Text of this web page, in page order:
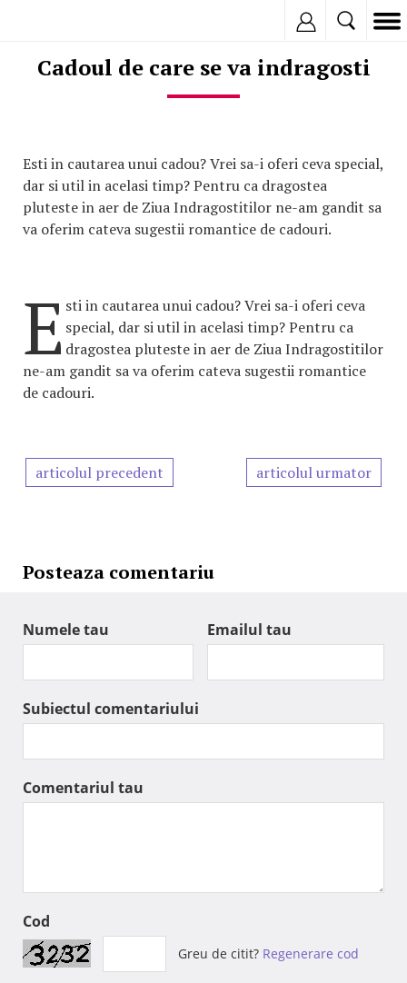
Cadoul de care se va indragosti
Esti in cautarea unui cadou? Vrei sa-i oferi ceva special,
dar si util in acelasi timp? Pentru ca dragostea
pluteste in aer de Ziua Indragostitilor ne-am gandit sa
va oferim cateva sugestii romantice de cadouri.
E sti in cautarea unui cadou? Vrei sa-i oferi ceva
special, dar si util in acelasi timp? Pentru ca
dragostea pluteste in aer de Ziua Indragostitilor
ne-am gandit sa va oferim cateva sugestii romantice
de cadouri.
articolul precedent articolul urmator
Posteaza comentariu
Numele tau Emailul tau
Subiectul comentariului
Comentariul tau
Cod
Greu de citit? Regenerare cod